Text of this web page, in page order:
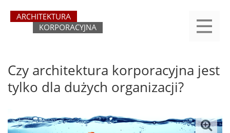
yasne
main
Czy architektura korporacyjna jest
tylko dla dużych organizacji?